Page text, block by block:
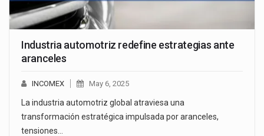
Industria automotriz redefine estrategias ante
aranceles
INCOMEX May 6, 2025
La industria automotriz global atraviesa una
transformación estratégica impulsada por aranceles,
tensiones…